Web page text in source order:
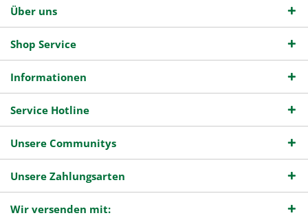
Über uns
Shop Service
Informationen
Service Hotline
Unsere Communitys
Unsere Zahlungsarten
Wir versenden mit: